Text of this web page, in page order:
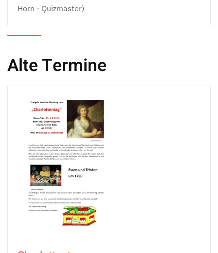
Horn - Quizmaster)
Alte Termine